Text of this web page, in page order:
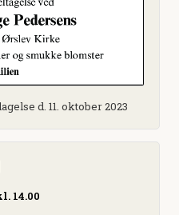
d. 11. oktober 2023
14.00